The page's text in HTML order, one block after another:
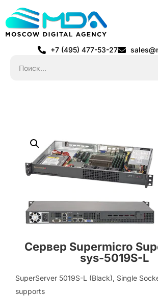
+7 (495) 477-53-27
Сервер Supermicro
sys-5019S-L
SuperServer 5019S-L (Black), Single
supports